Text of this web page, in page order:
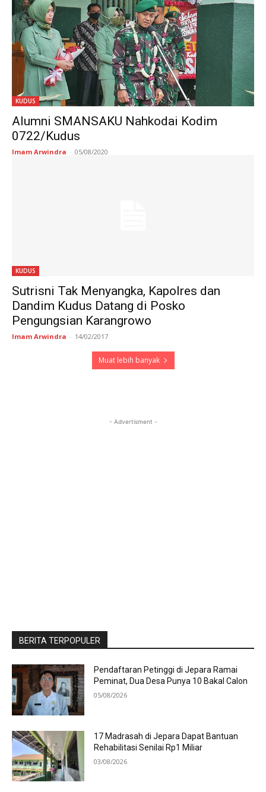
KUDUS
Alumni SMANSAKU Nahkodai Kodim
0722/Kudus
Imam Arwindra - 05/08/2020
KUDUS
Sutrisni Tak Menyangka, Kapolres dan
Dandim Kudus Datang di Posko
Pengungsian Karangrowo
Imam Arwindra - 14/02/2017
Muat lebih banyak
- Advertisment -
BERITA TERPOPULER
Pendaftaran Petinggi di Jepara Ramai
Peminat, Dua Desa Punya 10 Bakal Calon
05/08/2026
17 Madrasah di Jepara Dapat Bantuan
Rehabilitasi Senilai Rp1 Miliar
03/08/2026